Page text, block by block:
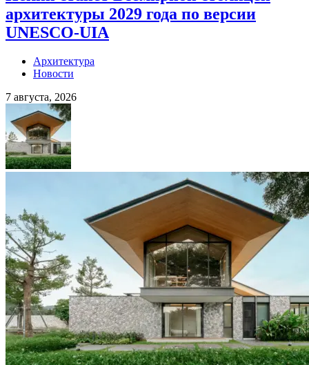
архитектуры 2029 года по версии
UNESCO-UIA
Архитектура
Новости
7 августа, 2026